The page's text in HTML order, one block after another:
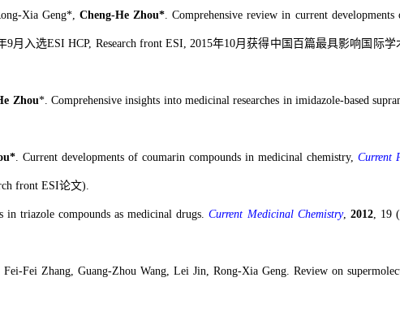
Xia Geng*, Cheng-He Zhou* . Comprehensive review in current
9月入选ESI HCP, Research front ESI, 2015年10月获得中国百篇最具影响国际
Zhou*. Comprehensive insights into medicinal researches in imidazole-based
. Current developments of coumarin compounds in medicinal chemistry, Current
front ESI论文).
in triazole compounds as medicinal drugs. Current Medicinal Chemistry, 2012, 19
Fei Zhang, Guang-Zhou Wang, Lei Jin, Rong-Xia Geng.Review on